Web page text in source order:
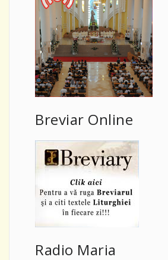
Breviar Online
Radio Maria